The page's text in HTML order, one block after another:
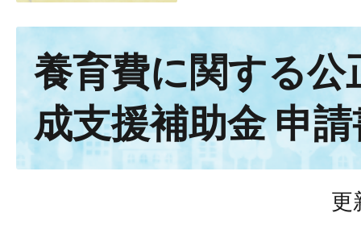
養育費に関する公
成支援補助金 申
更